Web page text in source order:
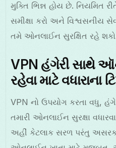
મુક્તિ ભિન્ન હોય છે. નિયમિત
સમીક્ષા કરો અને વિશ્વસનીય
તમે ઓનલાઈન સુરક્ષિત રહે
VPN હંગેરી સાથે
રહેવા માટે વધારાના
VPN નો ઉપયોગ કરતા વધુ,
તમારી ઓનલાઈન સુરક્ષા
અહીં કેટલાક સરળ પરંતુ